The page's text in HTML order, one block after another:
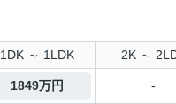
1DK ～ 1LDK 2K ～
1849万円 -